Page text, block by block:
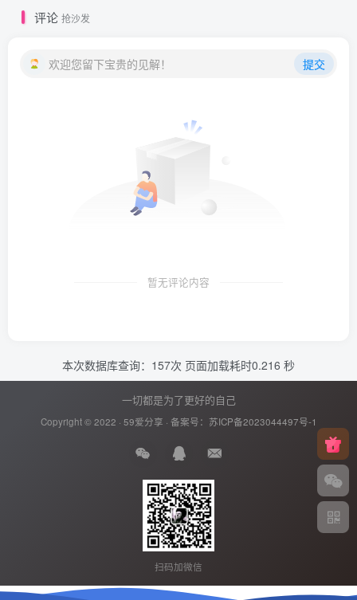
评论 抢沙发
欢迎您留下宝贵的见解！ 提交
暂无评论内容
本次数据库查询：157次 页面加载耗时0.216 秒
一切都是为了更好的自己
Copyright © 2022 · 59爱分享 · 备案号： 苏ICP备2023044497号-1
扫码加微信